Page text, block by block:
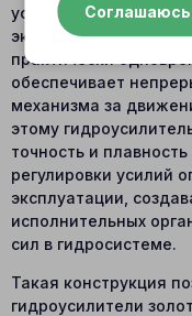
устройства —
эксплуатации этапы
практически
обеспечивает
механизма за
этому
точность и
регулировки усилий
эксплуатации,
исполнительных
сил в гидросистеме.
Такая конструкция
гидроусилители
Соглашаюсь